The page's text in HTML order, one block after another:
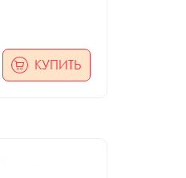
КУПИТЬ